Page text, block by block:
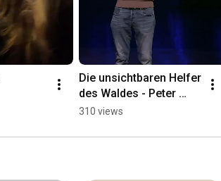
Die unsichtbaren Helfer
des Waldes - Peter
Wolleben im
Oberhausen
310 views